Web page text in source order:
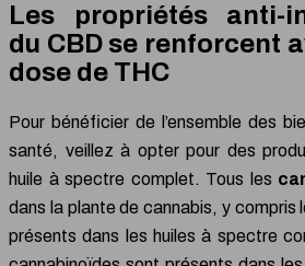
Les propriétés anti-
du CBD se renforcent
dose de THC
Pour bénéficier de l’ensemble des
santé, veillez à opter pour des
huile à spectre complet. Tous les
dans la plante de cannabis, y
présents dans les huiles à spectre